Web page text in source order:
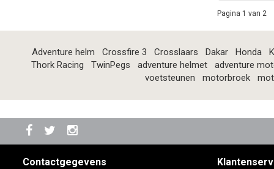
Pagina 1 van 2
Adventure helm Crossfire 3 Crosslaars Dakar Honda
Thork Racing
TwinPegs adventure helmet
adventure
voetsteunen
motorbroek
Contactgegevens